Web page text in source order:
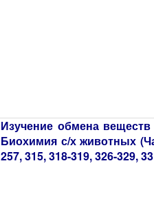
Изучение обмена
Биохимия с/х животных
257, 315, 318-319, 326-329,